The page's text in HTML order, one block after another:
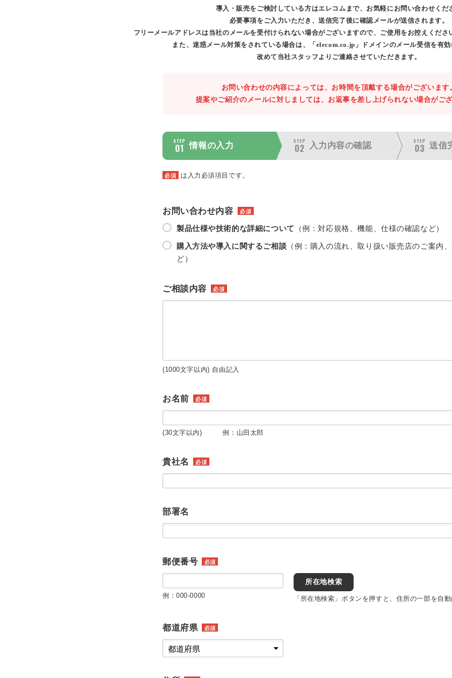
導入・販売をご検討している方はエレコムまで、お気軽にお問い合わせくだ
必要事項をご入力いただき、送信完了後に確認メールが送信されます。
フリーメールアドレスは当社のメールを受付けられない場合がございますので、ご使用をお控えくださ
また、迷惑メール対策をされている場合は、「elecom.co.jp」ドメインのメール受信を有効
改めて当社スタッフよりご連絡させていただきます。
お問い合わせの内容によっては、お時間を頂戴する場合がございます
提案やご紹介のメールに対しましては、お返事を差し上げられない場合がござ
STEP
01 情報の入力
STEP
02 入力内容の確認
STEP
03 送信
必須 は入力必須項目です。
お問い合わせ内容 必須
製品仕様や技術的な詳細について （例：対応規格、機能、仕様の確認など）
購入方法や導入に関するご相談 （例：購入の流れ、取り扱い販売店のご案内
ど）
ご相談内容 必須
(1000文字以内) 自由記入
お名前 必須
(30文字以内) 例：山田太郎
貴社名 必須
部署名
郵便番号 必須
例：000-0000
所在地検索
「所在地検索」ボタンを押すと、住所の一部を自動
都道府県 必須